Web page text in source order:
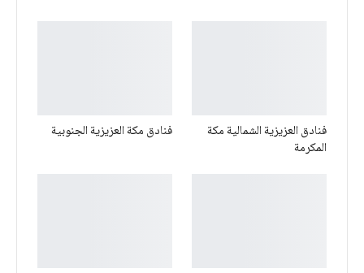
فنادق العزيزية الشمالية مكة
المكرمة
فنادق مكة العزيزية الجنوبية